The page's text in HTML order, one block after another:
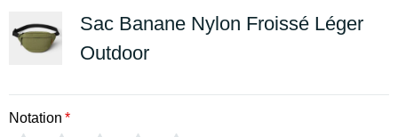
Sac Banane Nylon Froissé Léger
Outdoor
Notation *